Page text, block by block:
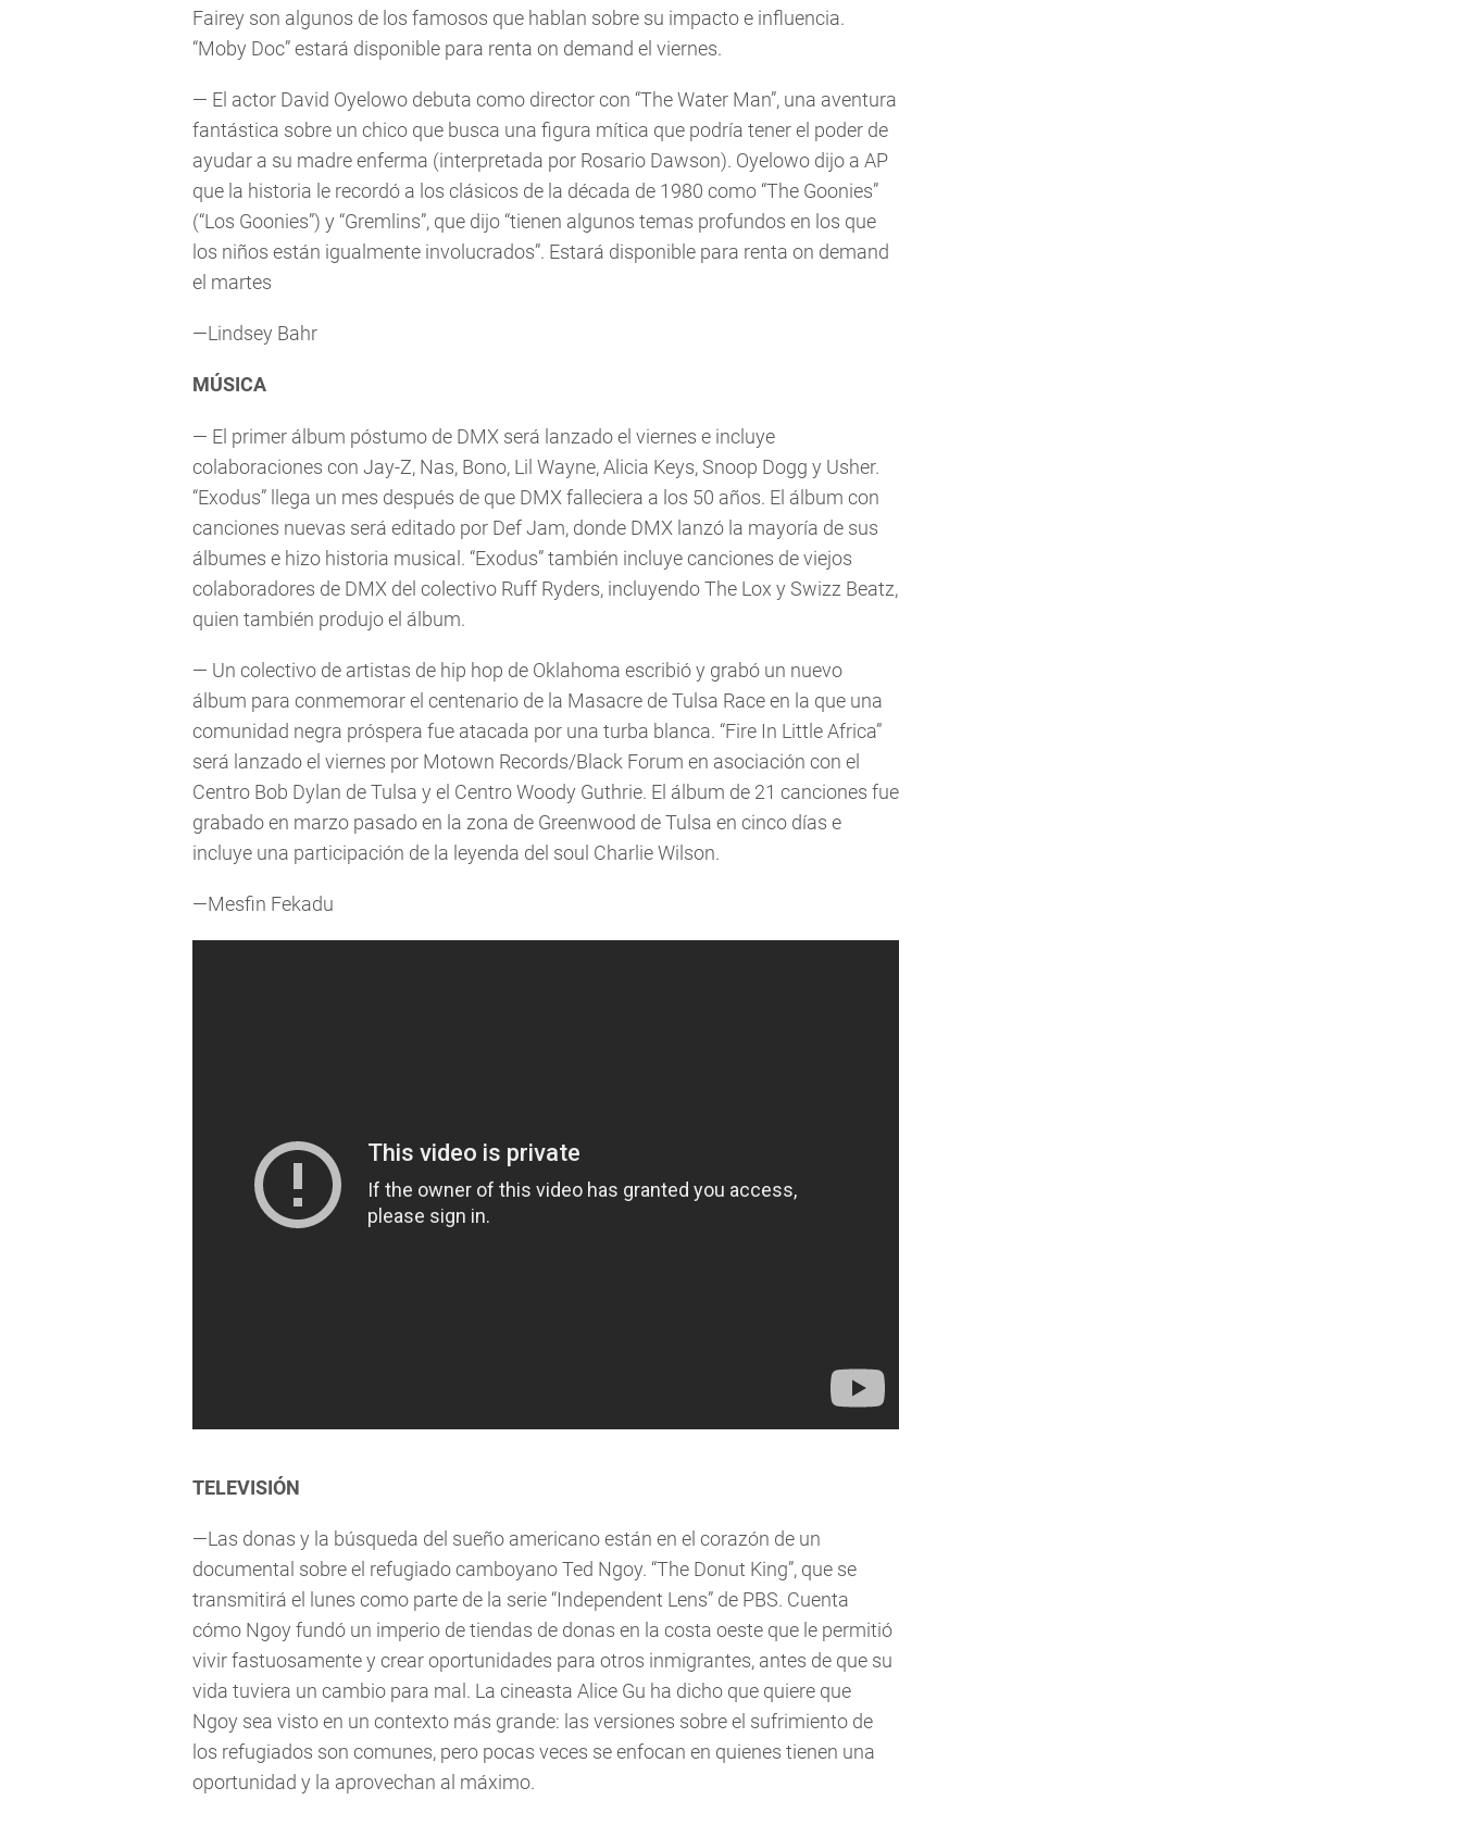
Fairey son algunos de los famosos que hablan sobre su impacto e influencia.
“Moby Doc” estará disponible para renta on demand el viernes.
— El actor David Oyelowo debuta como director con “The Water Man”, una aventura
fantástica sobre un chico que busca una figura mítica que podría tener el poder de
ayudar a su madre enferma (interpretada por Rosario Dawson). Oyelowo dijo a AP
que la historia le recordó a los clásicos de la década de 1980 como “The Goonies”
(“Los Goonies”) y “Gremlins”, que dijo “tienen algunos temas profundos en los que
los niños están igualmente involucrados”. Estará disponible para renta on demand
el martes
—Lindsey Bahr
MÚSICA
— El primer álbum póstumo de DMX será lanzado el viernes e incluye
colaboraciones con Jay-Z, Nas, Bono, Lil Wayne, Alicia Keys, Snoop Dogg y Usher.
“Exodus” llega un mes después de que DMX falleciera a los 50 años. El álbum con
canciones nuevas será editado por Def Jam, donde DMX lanzó la mayoría de sus
álbumes e hizo historia musical. “Exodus” también incluye canciones de viejos
colaboradores de DMX del colectivo Ruff Ryders, incluyendo The Lox y Swizz Beatz,
quien también produjo el álbum.
— Un colectivo de artistas de hip hop de Oklahoma escribió y grabó un nuevo
álbum para conmemorar el centenario de la Masacre de Tulsa Race en la que una
comunidad negra próspera fue atacada por una turba blanca. “Fire In Little Africa”
será lanzado el viernes por Motown Records/Black Forum en asociación con el
Centro Bob Dylan de Tulsa y el Centro Woody Guthrie. El álbum de 21 canciones fue
grabado en marzo pasado en la zona de Greenwood de Tulsa en cinco días e
incluye una participación de la leyenda del soul Charlie Wilson.
—Mesfin Fekadu
TELEVISIÓN
—Las donas y la búsqueda del sueño americano están en el corazón de un
documental sobre el refugiado camboyano Ted Ngoy. “The Donut King”, que se
transmitirá el lunes como parte de la serie “Independent Lens” de PBS. Cuenta
cómo Ngoy fundó un imperio de tiendas de donas en la costa oeste que le permitió
vivir fastuosamente y crear oportunidades para otros inmigrantes, antes de que su
vida tuviera un cambio para mal. La cineasta Alice Gu ha dicho que quiere que
Ngoy sea visto en un contexto más grande: las versiones sobre el sufrimiento de
los refugiados son comunes, pero pocas veces se enfocan en quienes tienen una
oportunidad y la aprovechan al máximo.